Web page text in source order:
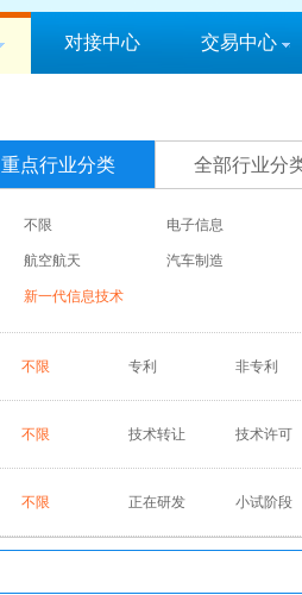
对接中心 交易中心
重点行业分类 全部行业分
不限 电子信息
航空航天 汽车制造
新一代信息技术
不限 专利 非专利
不限 技术转让 技术许可
不限 正在研发 小试阶段